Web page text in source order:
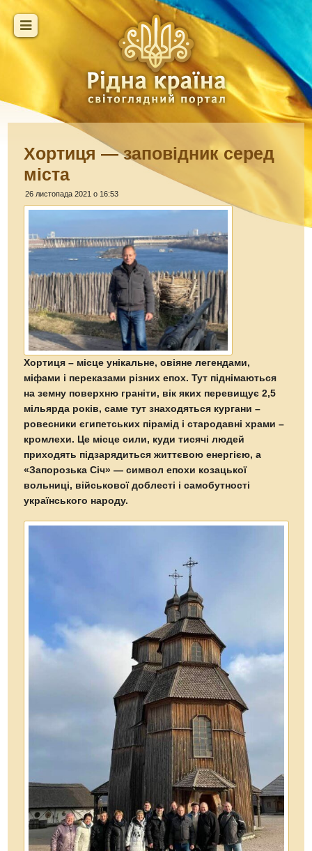
Хортиця — заповідник серед
міста
26 листопада 2021 о 16:53
Хортиця – місце унікальне, овіяне легендами,
міфами і переказами різних епох. Тут піднімаються
на земну поверхню граніти, вік яких перевищує 2,5
мільярда років, саме тут знаходяться кургани –
ровесники єгипетських пірамід і стародавні храми –
кромлехи. Це місце сили, куди тисячі людей
приходять підзарядиться життєвою енергією, а
«Запорозька Січ» — символ епохи козацької
вольниці, військової доблесті і самобутності
українського народу.